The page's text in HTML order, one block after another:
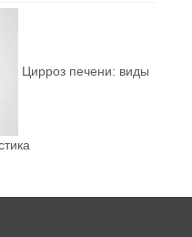
Цирроз печени: виды